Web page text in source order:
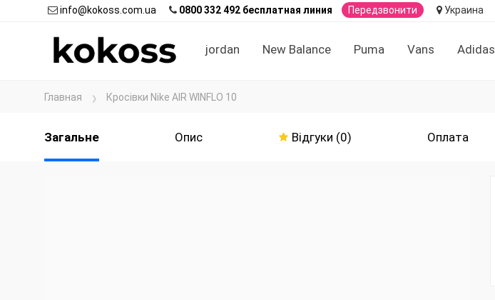
jordan New Balance Puma Vans Adidas
info@kokoss.com.ua 0800 332 492 бесплатная линия Передзвонити Украина
Главная Кросівки Nike AIR WINFLO 10
Загальне Опис Відгуки (0) Оплата